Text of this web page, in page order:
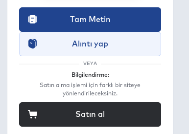
Tam Metin
Alıntı yap
VEYA
Bilgilendirme:
Satın alma işlemi için farklı bir siteye
yönlendirileceksiniz.
Satın al